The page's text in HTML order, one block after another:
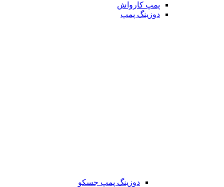
پمپ کارواش
دوزینگ پمپ
دوزینگ پمپ جسکو